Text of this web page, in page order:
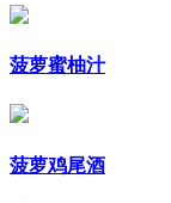
菠萝蜜柚汁
菠萝鸡尾酒